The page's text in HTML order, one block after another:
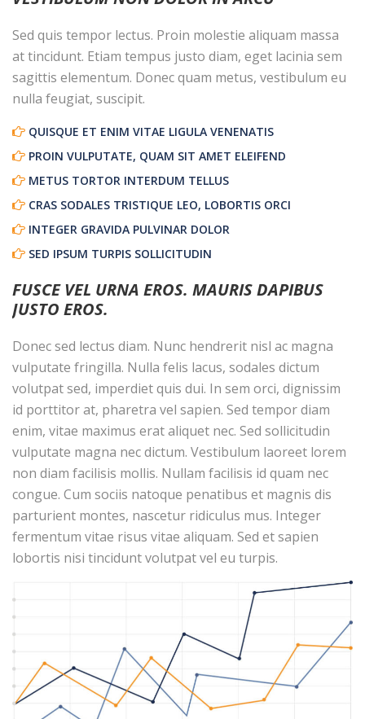
Sed quis tempor lectus. Proin molestie aliquam massa
at tincidunt. Etiam tempus justo diam, eget lacinia sem
sagittis elementum. Donec quam metus, vestibulum eu
nulla feugiat, suscipit.
QUISQUE ET ENIM VITAE LIGULA VENENATIS
PROIN VULPUTATE, QUAM SIT AMET ELEIFEND
METUS TORTOR INTERDUM TELLUS
CRAS SODALES TRISTIQUE LEO, LOBORTIS ORCI
INTEGER GRAVIDA PULVINAR DOLOR
SED IPSUM TURPIS SOLLICITUDIN
FUSCE VEL URNA EROS. MAURIS DAPIBUS
JUSTO EROS.
Donec sed lectus diam. Nunc hendrerit nisl ac magna
vulputate fringilla. Nulla felis lacus, sodales dictum
volutpat sed, imperdiet quis dui. In sem orci, dignissim
id porttitor at, pharetra vel sapien. Sed tempor diam
enim, vitae maximus erat aliquet nec. Sed sollicitudin
vulputate magna nec dictum. Vestibulum laoreet lorem
non diam facilisis mollis. Nullam facilisis id quam nec
congue. Cum sociis natoque penatibus et magnis dis
parturient montes, nascetur ridiculus mus. Integer
fermentum vitae risus vitae aliquam. Sed et sapien
lobortis nisi tincidunt volutpat vel eu turpis.